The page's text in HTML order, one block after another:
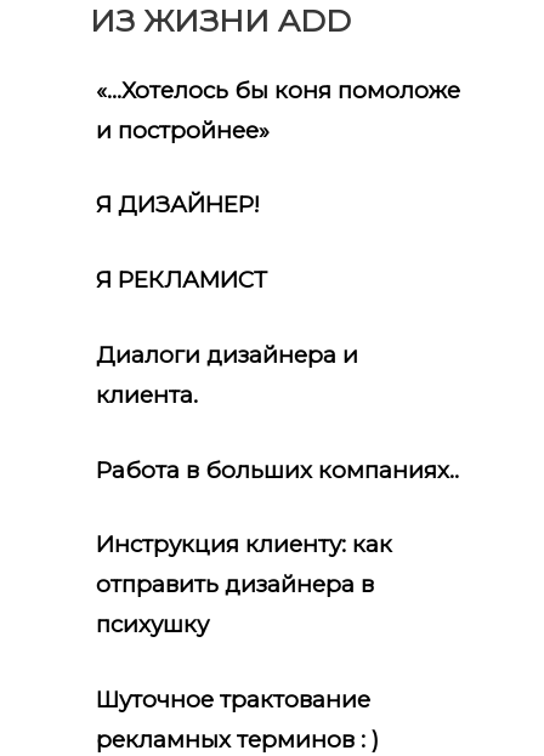
ИЗ ЖИЗНИ ADD
«…Хотелось бы коня помоложе
и постройнее»
Я ДИЗАЙНЕР!
Я РЕКЛАМИСТ
Диалоги дизайнера и
клиента.
Работа в больших компаниях..
Инструкция клиенту: как
отправить дизайнера в
психушку
Шуточное трактование
рекламных терминов : )